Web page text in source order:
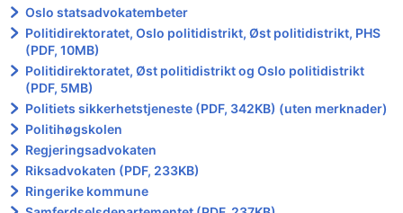
Oslo statsadvokatembeter
Politidirektoratet, Oslo politidistrikt, Øst politidistrikt, PHS
(PDF, 10MB)
Politidirektoratet, Øst politidistrikt og Oslo politidistrikt
(PDF, 5MB)
Politiets sikkerhetstjeneste (PDF, 342KB) (uten merknader)
Politihøgskolen
Regjeringsadvokaten
Riksadvokaten (PDF, 233KB)
Ringerike kommune